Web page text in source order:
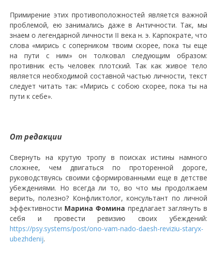
Примирение этих противоположностей является важной
проблемой, ею занимались даже в Античности. Так, мы
знаем о легендарной личности II века н. э. Карпократе, что
слова «мирись с соперником твоим скорее, пока ты еще
на пути с ним» он толковал следующим образом:
противник есть человек плотский. Так как живое тело
является необходимой составной частью личности, текст
следует читать так: «Мирись с собою скорее, пока ты на
пути к себе».
От редакции
Свернуть на крутую тропу в поисках истины намного
сложнее, чем двигаться по проторенной дороге,
руководствуясь своими сформированными еще в детстве
убеждениями. Но всегда ли то, во что мы продолжаем
верить, полезно? Конфликтолог, консультант по личной
эффективности Марина Фомина предлагает заглянуть в
себя и провести ревизию своих убеждений:
https://psy.systems/post/ono-vam-nado-daesh-reviziu-staryx-
ubezhdenij.